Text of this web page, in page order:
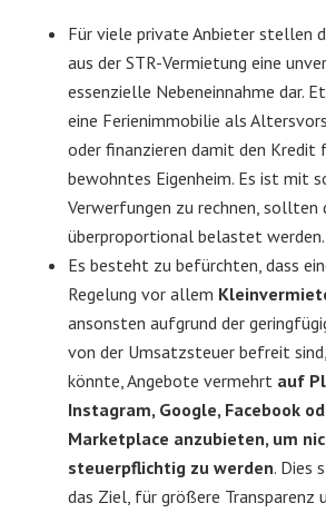
Für viele private Anbieter stellen
aus der STR-Vermietung eine
essenzielle Nebeneinnahme dar.
eine Ferienimmobilie als
oder finanzieren damit den Kredit
bewohntes Eigenheim. Es ist mit
Verwerfungen zu rechnen, sollten
überproportional belastet werden.
Es besteht zu befürchten, dass
Regelung vor allem
ansonsten aufgrund der
von der Umsatzsteuer befreit
könnte, Angebote vermehrt auf
Instagram, Google, Facebook
Marketplace anzubieten, um
steuerpflichtig zu werden. Dies
das Ziel, für größere Transparenz